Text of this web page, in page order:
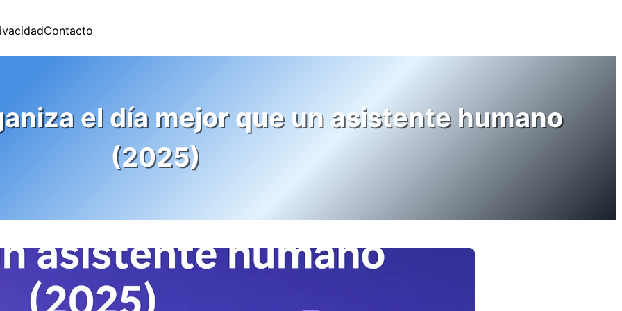
Contacto
el día mejor que un asistente humano
(2025)